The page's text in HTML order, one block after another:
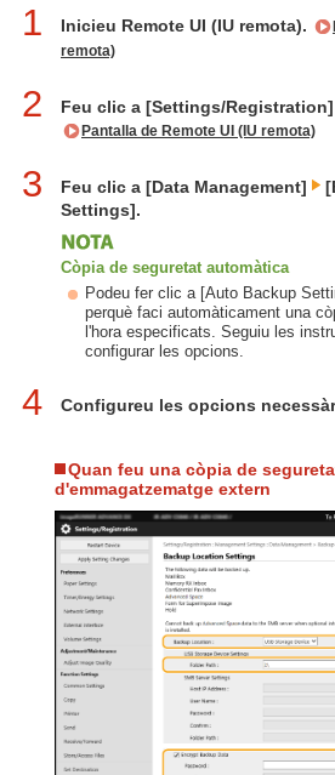
1 Inicieu Remote UI (IU remota).
remota)
2 Feu clic a [Settings/
Pantalla de Remote UI (IU remota)
3 Feu clic a [Data Management]
Settings].
Còpia de seguretat automàtica
Podeu fer clic a [Auto Backup
perquè faci automàticament una
l'hora especificats. Seguiu les
configurar les opcions.
4 Configureu les opcions
Quan feu una còpia de
d'emmagatzematge extern